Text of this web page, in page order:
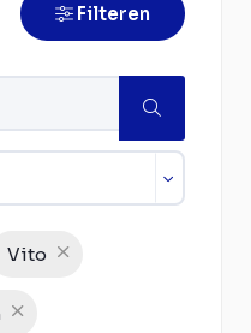
Filteren
Vito